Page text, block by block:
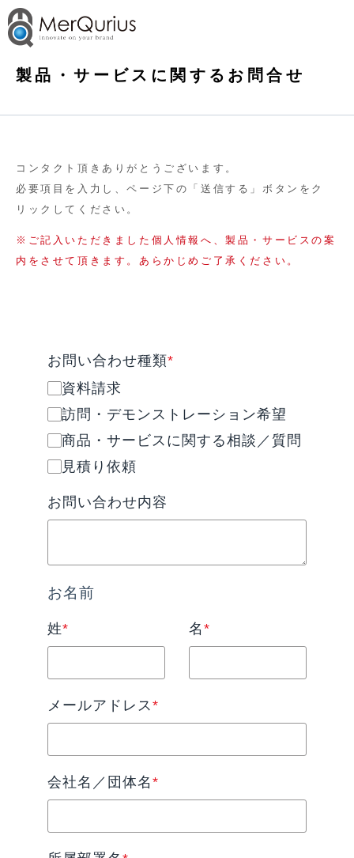
製品・サービスに関するお問合せ
コンタクト頂きありがとうございます。
必要項目を入力し、ページ下の「送信する」ボタンをク
リックしてください。
※ご記入いただきました個人情報へ、製品・サービスの案
内をさせて頂きます。あらかじめご了承ください。
お問い合わせ種類*
資料請求
訪問・デモンストレーション希望
商品・サービスに関する相談／質問
見積り依頼
お問い合わせ内容
お名前
姓* 名*
メールアドレス*
会社名／団体名*